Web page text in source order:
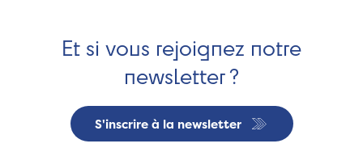
Et si vous rejoignez notre
newsletter ?
S'inscrire à la newsletter